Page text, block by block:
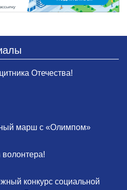
Отечества!
марш с «Олимпом»
конкурс социальной